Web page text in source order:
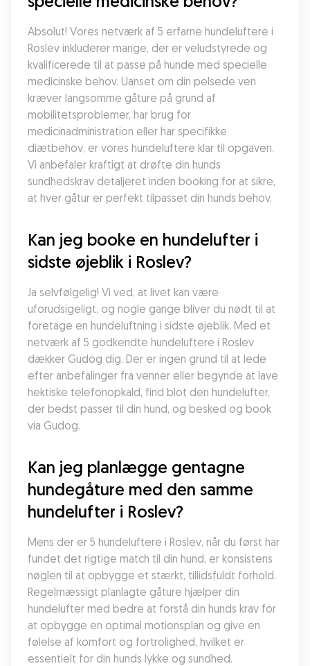
Absolut! Vores netværk af 5 erfarne hundeluftere i
Roslev inkluderer mange, der er veludstyrede og
kvalificerede til at passe på hunde med specielle
medicinske behov. Uanset om din pelsede ven
kræver langsomme gåture på grund af
mobilitetsproblemer, har brug for
medicinadministration eller har specifikke
diætbehov, er vores hundeluftere klar til opgaven.
Vi anbefaler kraftigt at drøfte din hunds
sundhedskrav detaljeret inden booking for at sikre,
at hver gåtur er perfekt tilpasset din hunds behov.
Kan jeg booke en hundelufter i
sidste øjeblik i Roslev?
Ja selvfølgelig! Vi ved, at livet kan være
uforudsigeligt, og nogle gange bliver du nødt til at
foretage en hundeluftning i sidste øjeblik. Med et
netværk af 5 godkendte hundeluftere i Roslev
dækker Gudog dig. Der er ingen grund til at lede
efter anbefalinger fra venner eller begynde at lave
hektiske telefonopkald, find blot den hundelufter,
der bedst passer til din hund, og besked og book
via Gudog.
Kan jeg planlægge gentagne
hundegåture med den samme
hundelufter i Roslev?
Mens der er 5 hundeluftere i Roslev, når du først har
fundet det rigtige match til din hund, er konsistens
nøglen til at opbygge et stærkt, tillidsfuldt forhold.
Regelmæssigt planlagte gåture hjælper din
hundelufter med bedre at forstå din hunds krav for
at opbygge en optimal motionsplan og give en
følelse af komfort og fortrolighed, hvilket er
essentielt for din hunds lykke og sundhed.